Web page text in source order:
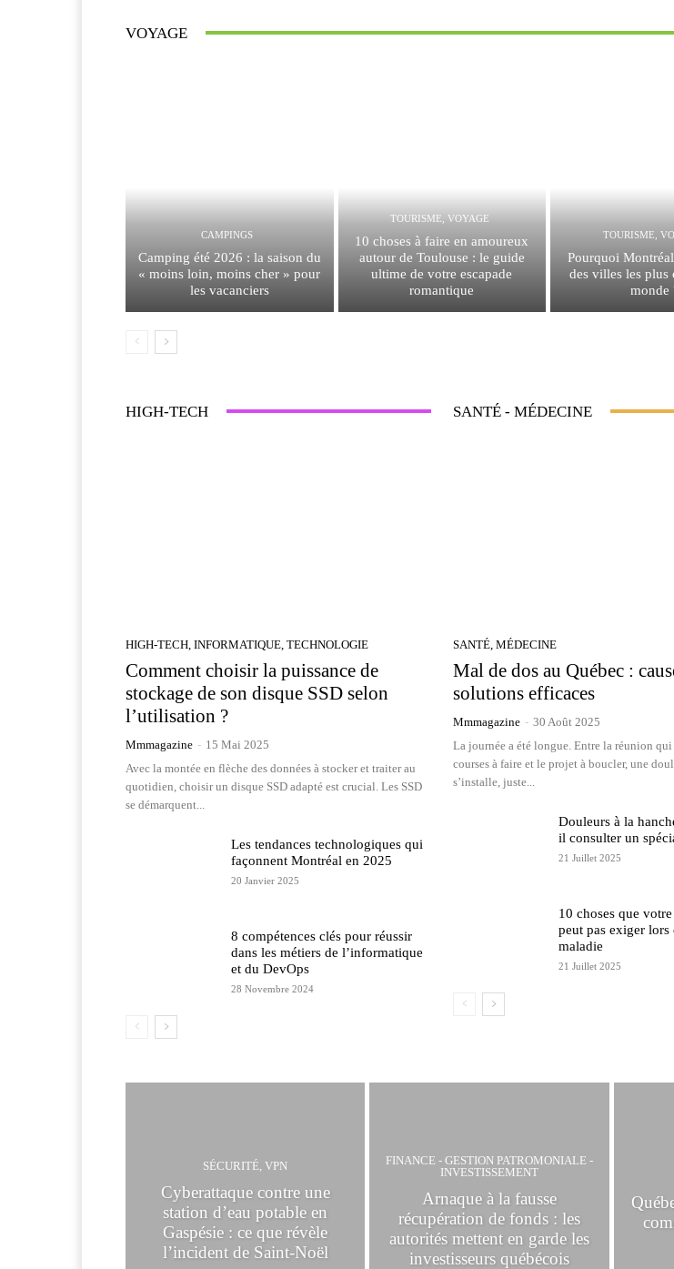
VOYAGE
CAMPINGS
Camping été 2026 : la saison du
« moins loin, moins cher » pour
les vacanciers
TOURISME, VOYAGE
10 choses à faire en amoureux
autour de Toulouse : le guide
ultime de votre escapade
romantique
TOURISME,
Pourquoi
des villes les plus
monde
HIGH-TECH
HIGH-TECH, INFORMATIQUE, TECHNOLOGIE
Comment choisir la puissance de
stockage de son disque SSD selon
l’utilisation ?
Mmmagazine - 15 Mai 2025
Avec la montée en flèche des données à stocker et traiter au
quotidien, choisir un disque SSD adapté est crucial. Les SSD
se démarquent...
Les tendances technologiques qui
façonnent Montréal en 2025
20 Janvier 2025
8 compétences clés pour réussir
dans les métiers de l’informatique
et du DevOps
28 Novembre 2024
SANTÉ - MÉDECINE
SANTÉ, MÉDECINE
Mal de dos au Québec :
solutions efficaces
Mmmagazine - 30 Août 2025
La journée a été longue. Entre la réunion qui
courses à faire et le projet à boucler, une
s’installe, juste...
Douleurs à la
il consulter un
21 Juillet 2025
10 choses que
peut pas exiger lors
maladie
21 Juillet 2025
SÉCURITÉ, VPN
Cyberattaque contre une
station d’eau potable en
Gaspésie : ce que révèle
l’incident de Saint-Noël
FINANCE - GESTION PATROMONIALE -
INVESTISSEMENT
Arnaque à la fausse
récupération de fonds : les
autorités mettent en garde les
investisseurs québécois